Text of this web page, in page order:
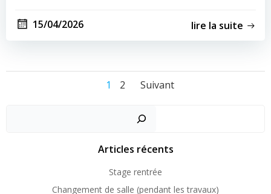
15/04/2026 lire la suite
Posts
navigation
Page
1 Page
2
Posts
navigation
Suivant
Articles récents
Stage rentrée
Changement de salle (pendant les travaux)